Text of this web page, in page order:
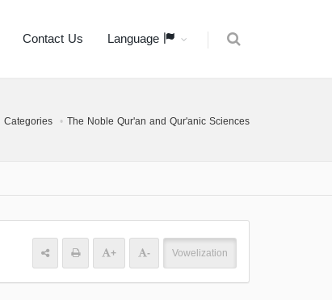
Contact Us Language
Categories The Noble Qur'an and Qur'anic Sciences
+ - Vowelization